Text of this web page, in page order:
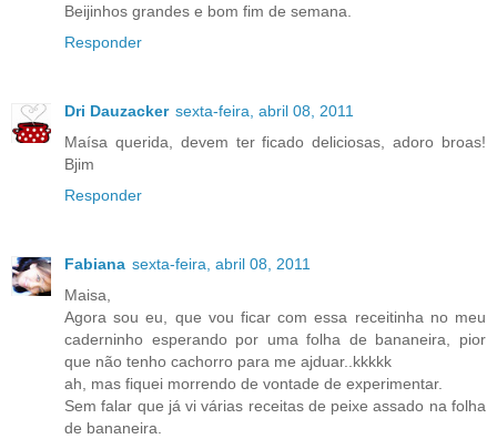
Beijinhos grandes e bom fim de semana.
Responder
Dri Dauzacker sexta-feira, abril 08, 2011
Maísa querida, devem ter ficado deliciosas, adoro broas!
Bjim
Responder
Fabiana sexta-feira, abril 08, 2011
Maisa,
Agora sou eu, que vou ficar com essa receitinha no meu
caderninho esperando por uma folha de bananeira, pior
que não tenho cachorro para me ajduar..kkkkk
ah, mas fiquei morrendo de vontade de experimentar.
Sem falar que já vi várias receitas de peixe assado na folha
de bananeira.